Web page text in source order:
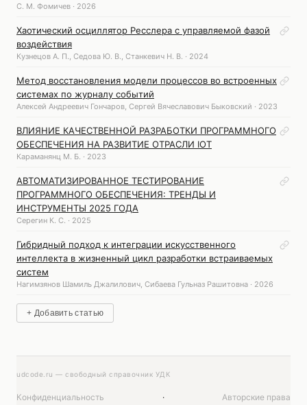
С. М. Фомичев · 2026
Хаотический осциллятор Ресслера с управляемой фазой
воздействия
Кузнецов А. П., Седова Ю. В., Станкевич Н. В. · 2024
Метод восстановления модели процессов во встроенных
системах по журналу событий
Алексей Андреевич Гончаров, Сергей Вячеславович Быковский · 2023
ВЛИЯНИЕ КАЧЕСТВЕННОЙ РАЗРАБОТКИ ПРОГРАММНОГО
ОБЕСПЕЧЕНИЯ НА РАЗВИТИЕ ОТРАСЛИ IOT
Караманянц М. Б. · 2023
АВТОМАТИЗИРОВАННОЕ ТЕСТИРОВАНИЕ
ПРОГРАММНОГО ОБЕСПЕЧЕНИЯ: ТРЕНДЫ И
ИНСТРУМЕНТЫ 2025 ГОДА
Серегин К. С. · 2025
Гибридный подход к интеграции искусственного
интеллекта в жизненный цикл разработки встраиваемых
систем
Нагимзянов Шамиль Джалилович, Сибаева Гульназ Рашитовна · 2026
+ Добавить статью
udcode.ru — свободный справочник УДК
Конфиденциальность · Авторские права